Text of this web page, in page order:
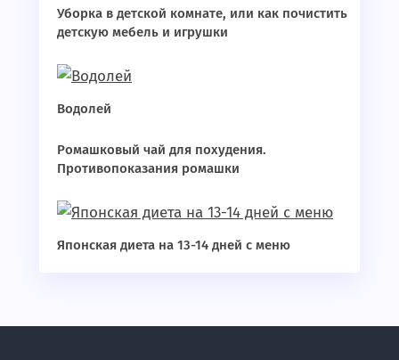
Уборка в детской комнате, или как почистить
детскую мебель и игрушки
Водолей
Ромашковый чай для похудения.
Противопоказания ромашки
Японская диета на 13-14 дней с меню